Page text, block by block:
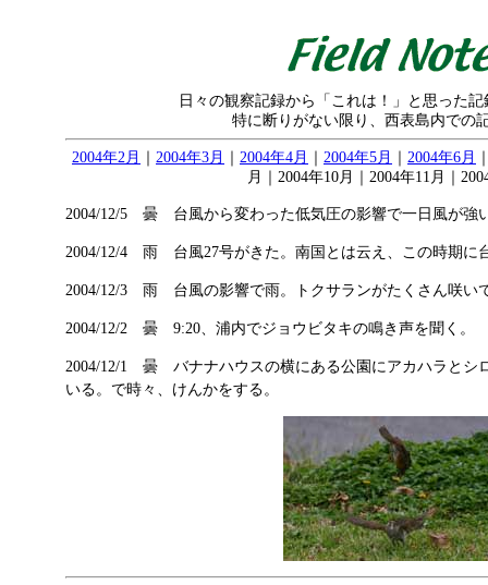
日々の観察記録から「これは！」と思った
特に断りがない限り、西表島内での
2004年2月 2004年3月 2004年4月 2004年5月 2004年6月
月｜2004年10月｜2004年11月｜
2004/12/5 曇 台風から変わった低気圧の影響で一日風が強
2004/12/4 雨 台風27号がきた。南国とは云え、この時期に
2004/12/3 雨 台風の影響で雨。トクサランがたくさん咲い
2004/12/2 曇 9:20、浦内でジョウビタキの鳴き声を聞く。
2004/12/1 曇 バナナハウスの横にある公園にアカハラとシ
いる。で時々、けんかをする。